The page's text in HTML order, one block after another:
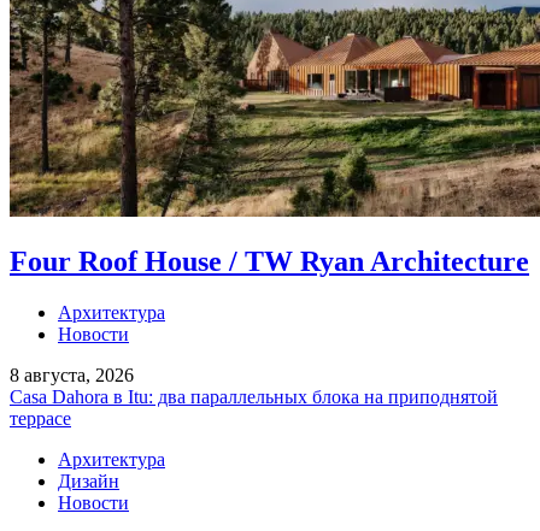
Four Roof House / TW Ryan Architecture
Архитектура
Новости
8 августа, 2026
Casa Dahora в Itu: два параллельных блока на приподнятой
террасе
Архитектура
Дизайн
Новости